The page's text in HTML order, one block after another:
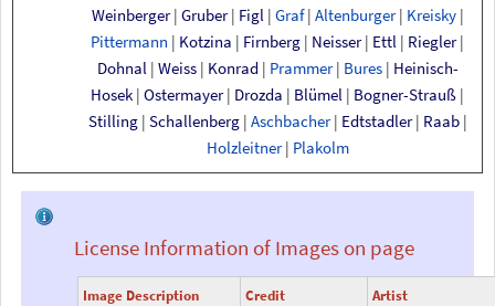
Weinberger | Gruber | Figl | Graf | Altenburger | Kreisky |
Pittermann | Kotzina | Firnberg | Neisser | Ettl | Riegler |
Dohnal | Weiss | Konrad | Prammer | Bures | Heinisch-
Hosek | Ostermayer | Drozda | Blümel | Bogner-Strauß |
Stilling | Schallenberg | Aschbacher | Edtstadler | Raab |
Holzleitner | Plakolm
License Information of Images on page
Image Description Credit Artist